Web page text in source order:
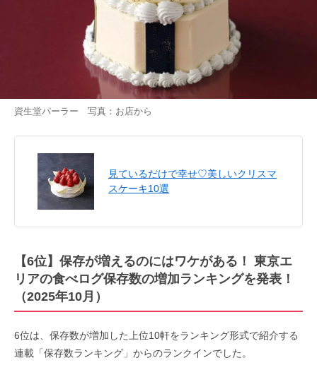
資生堂パーラー 写真：お店から
見ているだけで幸せ♡美しいクリスマ
スケーキ10選
【6位】保存が増えるのにはワケがある！ 東京エ
リアの食べログ保存数の増加ランキングを発表！
（2025年10月）
6位は、保存数が増加した上位10軒をランキング形式で紹介する
連載「保存数ランキング」からのランクインでした。